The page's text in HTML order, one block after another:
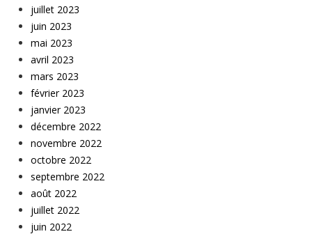
juillet 2023
juin 2023
mai 2023
avril 2023
mars 2023
février 2023
janvier 2023
décembre 2022
novembre 2022
octobre 2022
septembre 2022
août 2022
juillet 2022
juin 2022